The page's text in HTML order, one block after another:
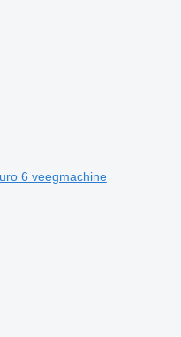
6 veegmachine